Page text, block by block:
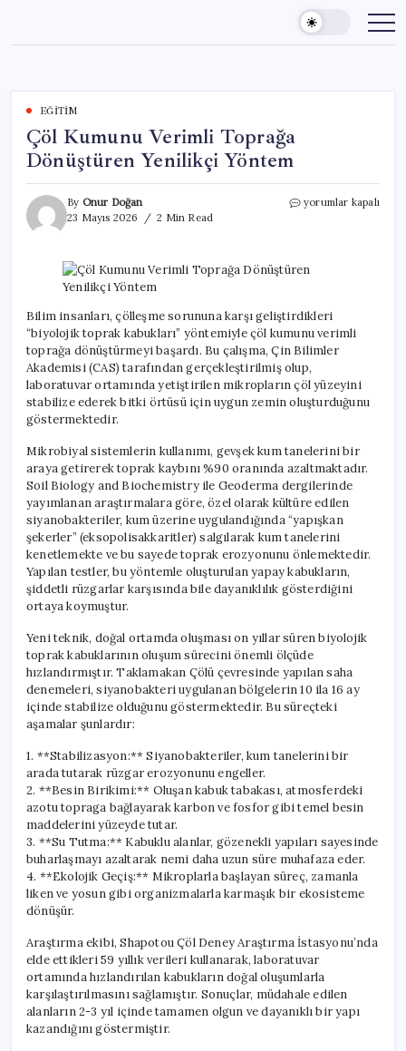
content
EĞITIM
Çöl Kumunu Verimli Toprağa
Dönüştüren Yenilikçi Yöntem
By Onur Doğan
23 Mayıs 2026
2 Min Read
Çöl
Yenilikçi
için
yorumlar kapalı
Bilim insanları, çölleşme sorununa karşı geliştirdikleri
“biyolojik toprak kabukları” yöntemiyle çöl kumunu verimli
toprağa dönüştürmeyi başardı. Bu çalışma, Çin Bilimler
Akademisi (CAS) tarafından gerçekleştirilmiş olup,
laboratuvar ortamında yetiştirilen mikropların çöl yüzeyini
stabilize ederek bitki örtüsü için uygun zemin oluşturduğunu
göstermektedir.
Mikrobiyal sistemlerin kullanımı, gevşek kum tanelerini bir
araya getirerek toprak kaybını %90 oranında azaltmaktadır.
Soil Biology and Biochemistry ile Geoderma dergilerinde
yayımlanan araştırmalara göre, özel olarak kültüre edilen
siyanobakteriler, kum üzerine uygulandığında “yapışkan
şekerler” (eksopolisakkaritler) salgılarak kum tanelerini
kenetlemekte ve bu sayede toprak erozyonunu önlemektedir.
Yapılan testler, bu yöntemle oluşturulan yapay kabukların,
şiddetli rüzgarlar karşısında bile dayanıklılık gösterdiğini
ortaya koymuştur.
Yeni teknik, doğal ortamda oluşması on yıllar süren biyolojik
toprak kabuklarının oluşum sürecini önemli ölçüde
hızlandırmıştır. Taklamakan Çölü çevresinde yapılan saha
denemeleri, siyanobakteri uygulanan bölgelerin 10 ila 16 ay
içinde stabilize olduğunu göstermektedir. Bu süreçteki
aşamalar şunlardır:
1. **Stabilizasyon:** Siyanobakteriler, kum tanelerini bir
arada tutarak rüzgar erozyonunu engeller.
2. **Besin Birikimi:** Oluşan kabuk tabakası, atmosferdeki
azotu topraga bağlayarak karbon ve fosfor gibi temel besin
maddelerini yüzeyde tutar.
3. **Su Tutma:** Kabuklu alanlar, gözenekli yapıları sayesinde
buharlaşmayı azaltarak nemi daha uzun süre muhafaza eder.
4. **Ekolojik Geçiş:** Mikroplarla başlayan süreç, zamanla
liken ve yosun gibi organizmalarla karmaşık bir ekosisteme
dönüşür.
Araştırma ekibi, Shapotou Çöl Deney Araştırma İstasyonu’nda
elde ettikleri 59 yıllık verileri kullanarak, laboratuvar
ortamında hızlandırılan kabukların doğal oluşumlarla
karşılaştırılmasını sağlamıştır. Sonuçlar, müdahale edilen
alanların 2-3 yıl içinde tamamen olgun ve dayanıklı bir yapı
kazandığını göstermiştir.